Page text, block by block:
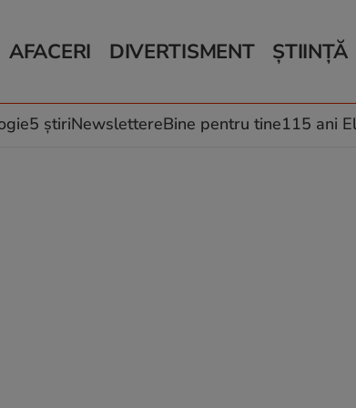
AFACERI
Auto
Locuri de muncă
DIVERTISMENT
Horoscop
Muzică și Filme
ȘTIINȚĂ
Schimbări
5 știriNewslettereBine pentru tine115 ani